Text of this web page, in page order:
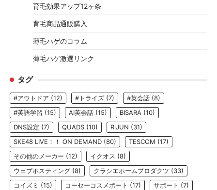
育毛効果アップ12ヶ条
育毛商品通販購入
薄毛ハゲのコラム
薄毛ハゲ激選リンク
タグ
#アウトドア (12) #トライズ (7) #英会話 (8)
#英語学習 (15) AI英会話 (15) BISARA (10)
DNS設定 (7) QUADS (10) RiJUN (31)
SKE48 LIVE！！ ON DEMAND (80) TESCOM (17)
その他のメーカー (12) イクオス (8)
ウェブホスティング (8) クラシエホームプロダクツ (33)
コイズミ (15) コーセーコスメポート (17) サポート (7)